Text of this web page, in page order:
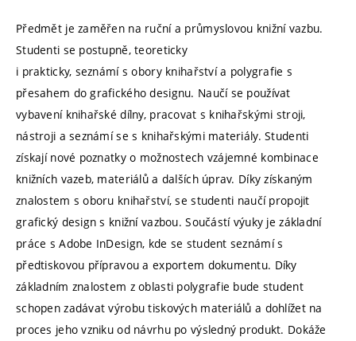
Předmět je zaměřen na ruční a průmyslovou knižní vazbu.
Studenti se postupně, teoreticky
i prakticky, seznámí s obory knihařství a polygrafie s
přesahem do grafického designu. Naučí se používat
vybavení knihařské dílny, pracovat s knihařskými stroji,
nástroji a seznámí se s knihařskými materiály. Studenti
získají nové poznatky o možnostech vzájemné kombinace
knižních vazeb, materiálů a dalších úprav. Díky získaným
znalostem s oboru knihařství, se studenti naučí propojit
grafický design s knižní vazbou. Součástí výuky je základní
práce s Adobe InDesign, kde se student seznámí s
předtiskovou přípravou a exportem dokumentu. Díky
základním znalostem z oblasti polygrafie bude student
schopen zadávat výrobu tiskových materiálů a dohlížet na
proces jeho vzniku od návrhu po výsledný produkt. Dokáže